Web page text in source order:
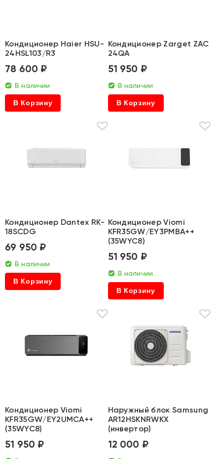
Кондиционер Haier HSU-
24HSL103/R3
78 600 ₽
В наличии
В Корзину
Кондиционер Zarget ZAC
24QA
51 950 ₽
В наличии
В Корзину
Кондиционер Dantex RK-
18SCDG
69 950 ₽
В наличии
В Корзину
Кондиционер Viomi
KFR35GW/EY3PMBA++
(35WYC8)
51 950 ₽
В наличии
В Корзину
Кондиционер Viomi
KFR35GW/EY2UMCA++
(35WYC8)
51 950 ₽
Наружный блок Samsung
AR12HSKNRWKX
(инвертор)
12 000 ₽